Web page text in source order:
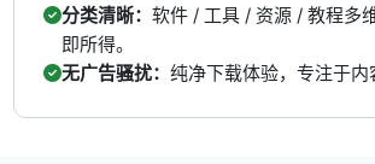
分类清晰：软件 / 工具 / 资源 / 教程多
即所得。
无广告骚扰：纯净下载体验，专注于内